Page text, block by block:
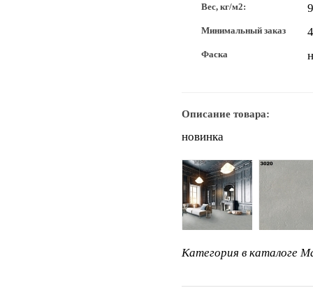
Вес, кг/м2:
Минимальный заказ
Фаска
Описание товара:
новинка
Категория в каталоге